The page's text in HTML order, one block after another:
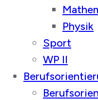
Physik
Sport
WP II